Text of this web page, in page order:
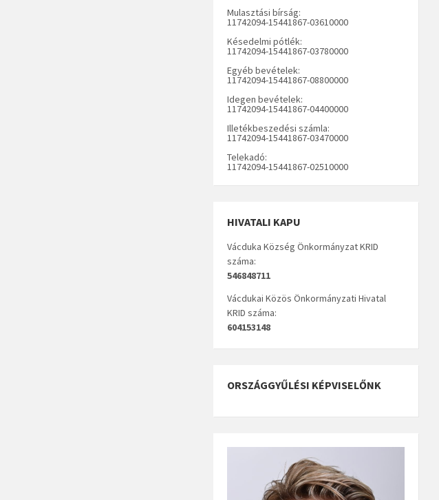
Mulasztási bírság:
11742094-15441867-03610000
Késedelmi pótlék:
11742094-15441867-03780000
Egyéb bevételek:
11742094-15441867-08800000
Idegen bevételek:
11742094-15441867-04400000
Illetékbeszedési számla:
11742094-15441867-03470000
Telekadó:
11742094-15441867-02510000
HIVATALI KAPU
Vácduka Község Önkormányzat KRID
száma:
546848711
Vácdukai Közös Önkormányzati Hivatal
KRID száma:
604153148
ORSZÁGGYŰLÉSI KÉPVISELŐNK